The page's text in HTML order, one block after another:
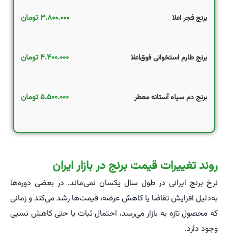
برنج فجر اعلا ۳.۸۰۰.۰۰۰تومان
برنج طارم استخوانی فوق‌اعلا ۴.۴۰۰.۰۰۰تومان
برنج دم‌ سیاه آستانه معطر ۵.۵۰۰.۰۰۰تومان
روند تغییرات قیمت برنج در بازار ایران
نرخ برنج ایرانی در طول سال یکسان نمی‌ماند. در بعضی دوره‌ها
به‌دلیل افزایش تقاضا یا کاهش عرضه، قیمت‌ها رشد می‌کند و زمانی
که محصول تازه به بازار می‌رسد، احتمال ثبات یا حتی کاهش نسبی
وجود دارد.